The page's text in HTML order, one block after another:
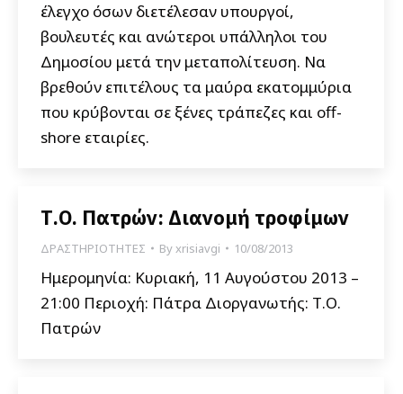
έλεγχο όσων διετέλεσαν υπουργοί,
βουλευτές και ανώτεροι υπάλληλοι του
Δημοσίου μετά την μεταπολίτευση. Να
βρεθούν επιτέλους τα μαύρα εκατομμύρια
που κρύβονται σε ξένες τράπεζες και off-
shore εταιρίες.
Τ.Ο. Πατρών: Διανομή τροφίμων
ΔΡΑΣΤΗΡΙΟΤΗΤΕΣ Byxrisiavgi 10/08/2013
Ημερομηνία: Κυριακή, 11 Αυγούστου 2013 –
21:00 Περιοχή: Πάτρα Διοργανωτής: Τ.Ο.
Πατρών